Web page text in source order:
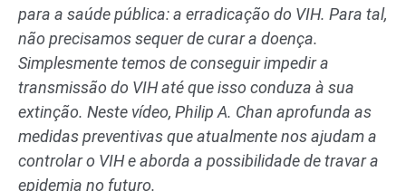
para a saúde pública: a erradicação do VIH. Para tal,
não precisamos sequer de curar a doença.
Simplesmente temos de conseguir impedir a
transmissão do VIH até que isso conduza à sua
extinção. Neste vídeo, Philip A. Chan aprofunda as
medidas preventivas que atualmente nos ajudam a
controlar o VIH e aborda a possibilidade de travar a
epidemia no futuro.